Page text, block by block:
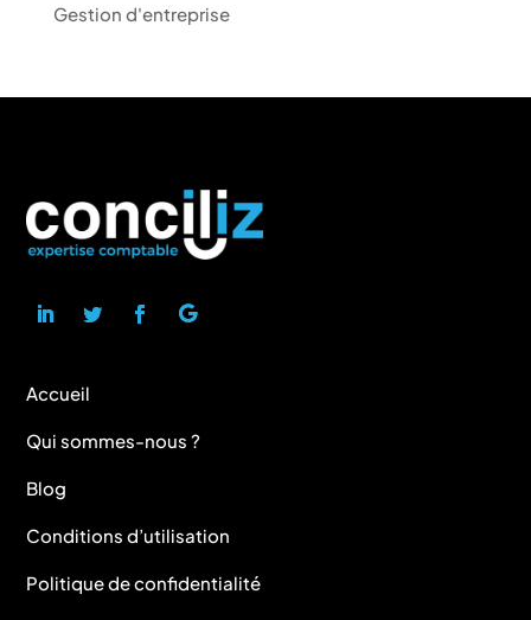
Gestion d'entreprise
Accueil
Qui sommes-nous ?
Blog
Conditions d’utilisation
Politique de confidentialité